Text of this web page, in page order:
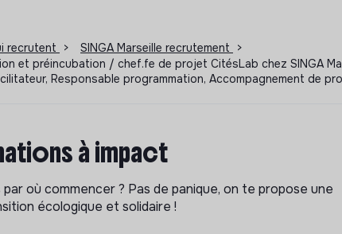
recrutent > SINGA Marseille recrutement
>
et préincubation / chef.fe de projet CitésLab chez SINGA
Responsable programmation, Accompagnement de
à impact
où commencer ? Pas de panique, on te propose une
écologique et solidaire !